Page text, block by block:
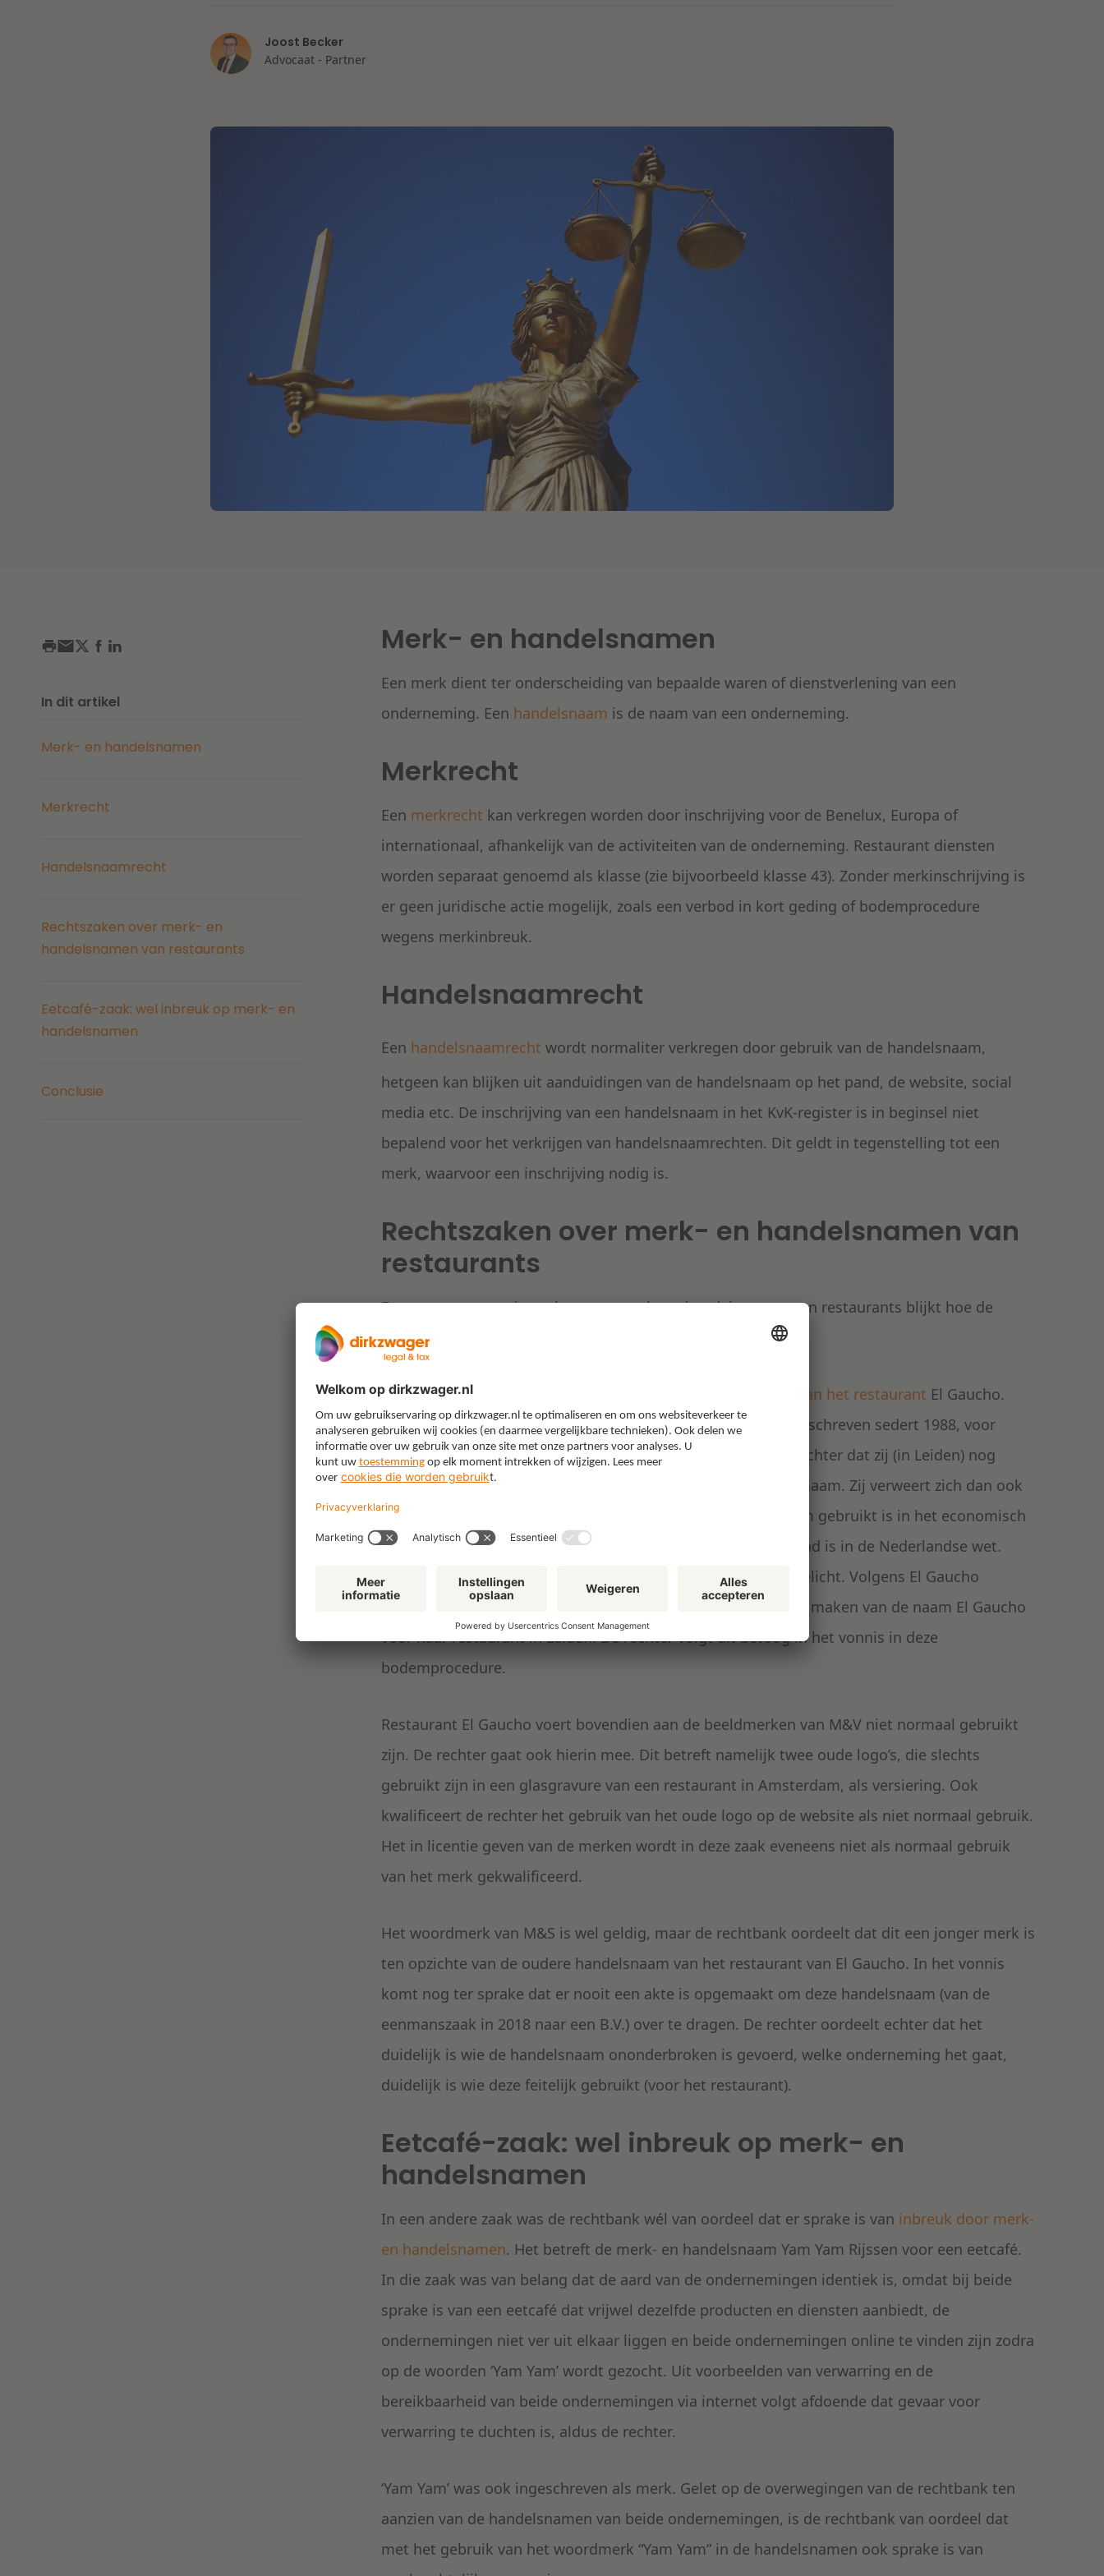
Joost Becker
Advocaat - Partner
In dit artikel
Merk- en handelsnamen
Merkrecht
Handelsnaamrecht
Rechtszaken over merk- en
handelsnamen van restaurants
Eetcafé-zaak: wel inbreuk op merk- en
handelsnamen
Conclusie
Merk- en handelsnamen
Een merk dient ter onderscheiding van bepaalde waren of dienstverlening van een
onderneming. Een handelsnaam is de naam van een onderneming.
Merkrecht
Een merkrecht kan verkregen worden door inschrijving voor de Benelux, Europa of
internationaal, afhankelijk van de activiteiten van de onderneming. Restaurant diensten
worden separaat genoemd als klasse (zie bijvoorbeeld klasse 43). Zonder merkinschrijving is
er geen juridische actie mogelijk, zoals een verbod in kort geding of bodemprocedure
wegens merkinbreuk.
Handelsnaamrecht
Een handelsnaamrecht wordt normaliter verkregen door gebruik van de handelsnaam,
hetgeen kan blijken uit aanduidingen van de handelsnaam op het pand, de website, social
media etc. De inschrijving van een handelsnaam in het KvK-register is in beginsel niet
bepalend voor het verkrijgen van handelsnaamrechten. Dit geldt in tegenstelling tot een
merk, waarvoor een inschrijving nodig is.
Rechtszaken over merk- en handelsnamen van
restaurants
Een twee recente uitspraken over merk- en handelsnamen van restaurants blijkt hoe de
rechter omgaat met merk- en handelsnamen.
Uit het eerste vonnis blijkt dat er een geschil over de naam van het restaurant El Gaucho.
M&V stelt dat dit inbreuk oplevert op haar merkrechten, ingeschreven sedert 1988, voor
waren en diensten in onder meer klasse 43. El Gaucho stelt echter dat zij (in Leiden) nog
eerder een Argentijns grillrestaurant is begonnen onder die naam. Zij verweert zich dan ook
met een ouder handelsnaamrecht, stellende 1) dat deze naam gebruikt is in het economisch
verkeer, 2) ouder is, 3) plaatselijke betekenis heeft en 4) erkend is in de Nederlandse wet.
Daarbij is de ontstaansgeschiedenis van het restaurant toegelicht. Volgens El Gaucho
betekent dat dat M&V het haar niet kan verbieden gebruik te maken van de naam El Gaucho
voor haar restaurant in Leiden. De rechter volgt dit betoog in het vonnis in deze
bodemprocedure.
Restaurant El Gaucho voert bovendien aan de beeldmerken van M&V niet normaal gebruikt
zijn. De rechter gaat ook hierin mee. Dit betreft namelijk twee oude logo’s, die slechts
gebruikt zijn in een glasgravure van een restaurant in Amsterdam, als versiering. Ook
kwalificeert de rechter het gebruik van het oude logo op de website als niet normaal gebruik.
Het in licentie geven van de merken wordt in deze zaak eveneens niet als normaal gebruik
van het merk gekwalificeerd.
Het woordmerk van M&S is wel geldig, maar de rechtbank oordeelt dat dit een jonger merk is
ten opzichte van de oudere handelsnaam van het restaurant van El Gaucho. In het vonnis
komt nog ter sprake dat er nooit een akte is opgemaakt om deze handelsnaam (van de
eenmanszaak in 2018 naar een B.V.) over te dragen. De rechter oordeelt echter dat het
duidelijk is wie de handelsnaam ononderbroken is gevoerd, welke onderneming het gaat,
duidelijk is wie deze feitelijk gebruikt (voor het restaurant).
Eetcafé-zaak: wel inbreuk op merk- en
handelsnamen
In een andere zaak was de rechtbank wél van oordeel dat er sprake is van inbreuk door merk-
en handelsnamen. Het betreft de merk- en handelsnaam Yam Yam Rijssen voor een eetcafé.
In die zaak was van belang dat de aard van de ondernemingen identiek is, omdat bij beide
sprake is van een eetcafé dat vrijwel dezelfde producten en diensten aanbiedt, de
ondernemingen niet ver uit elkaar liggen en beide ondernemingen online te vinden zijn zodra
op de woorden ‘Yam Yam’ wordt gezocht. Uit voorbeelden van verwarring en de
bereikbaarheid van beide ondernemingen via internet volgt afdoende dat gevaar voor
verwarring te duchten is, aldus de rechter.
‘Yam Yam’ was ook ingeschreven als merk. Gelet op de overwegingen van de rechtbank ten
aanzien van de handelsnamen van beide ondernemingen, is de rechtbank van oordeel dat
met het gebruik van het woordmerk “Yam Yam” in de handelsnamen ook sprake is van